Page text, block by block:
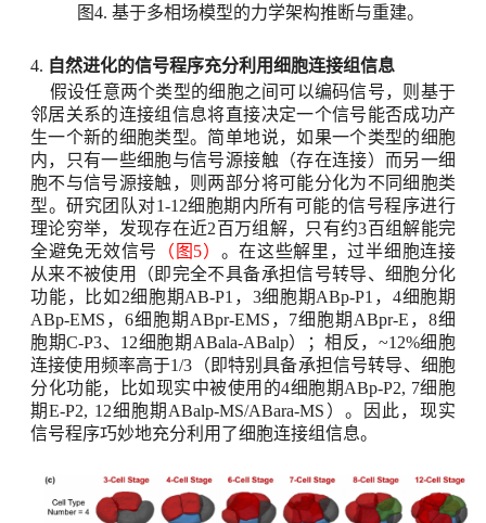
图4. 基于多相场模型的力学架构推断与重建。
4. 自然进化的信号程序充分利用细胞连接组信息
假设任意两个类型的细胞之间可以编码信号，则基于
邻居关系的连接组信息将直接决定一个信号能否成功产
生一个新的细胞类型。简单地说，如果一个类型的细胞
内，只有一些细胞与信号源接触（存在连接）而另一细
胞不与信号源接触，则两部分将可能分化为不同细胞类
型。研究团队对1-12细胞期内所有可能的信号程序进行
理论穷举，发现存在近2百万组解，只有约3百组解能完
全避免无效信号
（图 5） 。在这些解里，过半细胞连接
从来不被使用（即完全不具备承担信号转导、细胞分化
功能，比如 2细胞期AB-P1 ， 3细胞期ABp-P1 ， 4细胞期
ABp-EMS ， 6细胞期 ABpr-EMS ， 7细胞期 ABpr-E ， 8细
胞期C-P3、 12细胞期 ABala-ABalp）；相反， ~12%细胞
连接使用频率高于1/3 （即特别具备承担信号转导、细胞
分化功能，比如现实中被使用的4细胞期ABp-P2, 7细胞
期E-P2, 12细胞期 ABalp-MS/ABara-MS ）。因此，现实
信号程序巧妙地充分利用了细胞连接组信息。